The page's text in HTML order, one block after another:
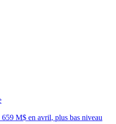
659 M$ en avril, plus bas niveau